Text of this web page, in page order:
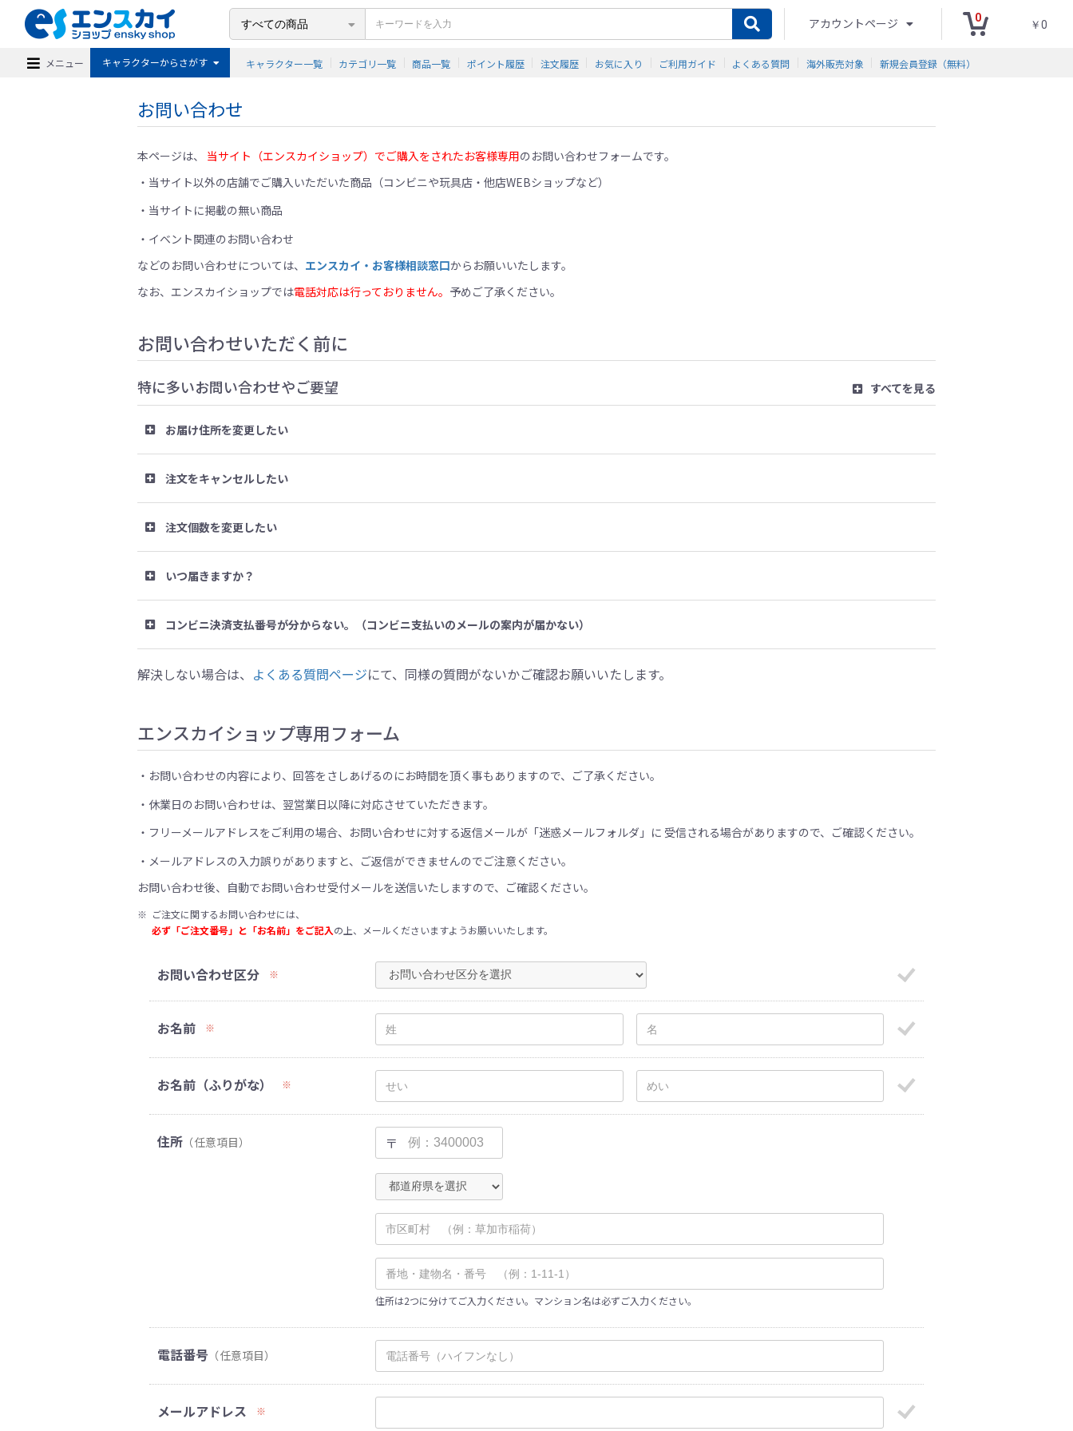
アカウントページ 0
￥0
メニュー キャラクターからさがす キャラクター一覧 カテゴリ一覧 商品一覧 ポイント履歴 注文履歴 お気に入り ご利用ガイド よくある質問 海外販売対象 新規会員登録（無料）
お問い合わせ
本ページは、 当サイト（エンスカイショップ）でご購入をされたお客様専用のお問い合わせフォームです。
当サイト以外の店舗でご購入いただいた商品（コンビニや玩具店・他店WEBショップなど）
当サイトに掲載の無い商品
イベント関連のお問い合わせ
などのお問い合わせについては、 エンスカイ・お客様相談窓口からお願いいたします。
なお、エンスカイショップでは電話対応は行っておりません。 予めご了承ください。
お問い合わせいただく前に
特に多いお問い合わせやご要望 すべてを見る
お届け住所を変更したい
注文をキャンセルしたい
注文個数を変更したい
いつ届きますか？
コンビニ決済支払番号が分からない。（コンビニ支払いのメールの案内が届かない）
解決しない場合は、 よくある質問ページにて、同様の質問がないかご確認お願いいたします。
エンスカイショップ専用フォーム
お問い合わせの内容により、回答をさしあげるのにお時間を頂く事もありますので、ご了承ください。
休業日のお問い合わせは、翌営業日以降に対応させていただきます。
フリーメールアドレスをご利用の場合、お問い合わせに対する返信メールが「迷惑メールフォルダ」に 受信される場合がありますので、ご確認ください。
メールアドレスの入力誤りがありますと、ご返信ができませんのでご注意ください。
お問い合わせ後、自動でお問い合わせ受付メールを送信いたしますので、ご確認ください。
※ ご注文に関するお問い合わせには、
必ず「ご注文番号」と「お名前」をご記入の上、メールくださいますようお願いいたします。
お問い合わせ区分 ※
お名前 ※
お名前（ふりがな） ※
住所 （任意項目） 〒
住所は2つに分けてご入力ください。マンション名は必ずご入力ください。
電話番号 （任意項目）
メールアドレス ※